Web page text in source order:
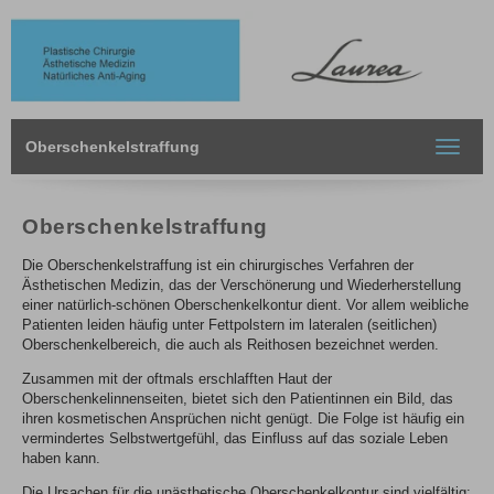
Oberschenkelstraffung
Toggle
Oberschenkelstraffung
Die Oberschenkelstraffung ist ein chirurgisches Verfahren der
Ästhetischen Medizin, das der Verschönerung und Wiederherstellung
einer natürlich-schönen Oberschenkelkontur dient. Vor allem weibliche
Patienten leiden häufig unter Fettpolstern im lateralen (seitlichen)
Oberschenkelbereich, die auch als Reithosen bezeichnet werden.
Zusammen mit der oftmals erschlafften Haut der
Oberschenkelinnenseiten, bietet sich den Patientinnen ein Bild, das
ihren kosmetischen Ansprüchen nicht genügt. Die Folge ist häufig ein
vermindertes Selbstwertgefühl, das Einfluss auf das soziale Leben
haben kann.